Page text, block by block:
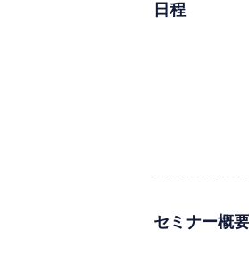
日程
セミナー概要